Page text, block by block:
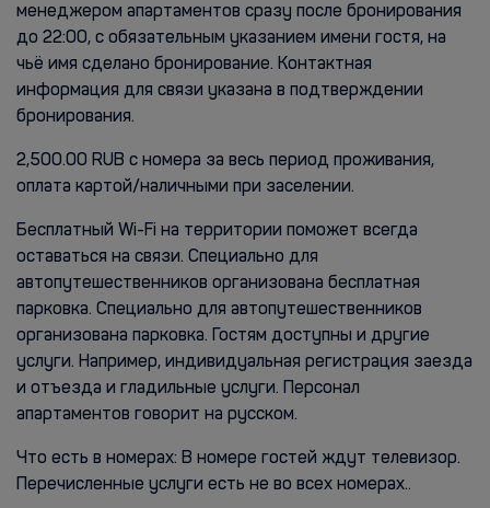
менеджером апартаментов сразу после бронирования
до 22:00, с обязательным указанием имени гостя, на
чьё имя сделано бронирование. Контактная
информация для связи указана в подтверждении
бронирования.
2,500.00 RUB с номера за весь период проживания,
оплата картой/наличными при заселении.
Бесплатный Wi-Fi на территории поможет всегда
оставаться на связи. Специально для
автопутешественников организована бесплатная
парковка. Специально для автопутешественников
организована парковка. Гостям доступны и другие
услуги. Например, индивидуальная регистрация заезда
и отъезда и гладильные услуги. Персонал
апартаментов говорит на русском.
Что есть в номерах: В номере гостей ждут телевизор.
Перечисленные услуги есть не во всех номерах..